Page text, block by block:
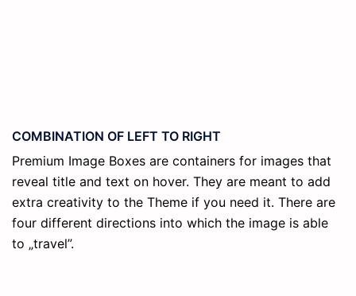
COMBINATION OF LEFT TO RIGHT
Premium Image Boxes are containers for images that
reveal title and text on hover. They are meant to add
extra creativity to the Theme if you need it. There are
four different directions into which the image is able
to „travel”.